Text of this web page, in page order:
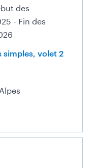
des
- Fin des
simples, volet 2